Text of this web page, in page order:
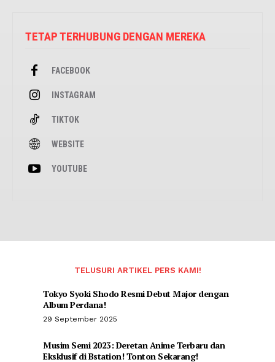
TETAP TERHUBUNG DENGAN MEREKA
FACEBOOK
INSTAGRAM
TIKTOK
WEBSITE
YOUTUBE
TELUSURI ARTIKEL PERS KAMI!
Tokyo Syoki Shodo Resmi Debut Major dengan
Album Perdana!
29 September 2025
Musim Semi 2023: Deretan Anime Terbaru dan
Eksklusif di Bstation! Tonton Sekarang!